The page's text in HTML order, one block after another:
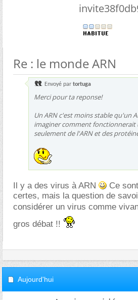
Re : le monde ARN
Envoyé par tortuga
Merci pour ta reponse!
Un ARN c'est moins stable qu'un
imaginer comment fonctionnerait
seulement de l'ARN et des
Il y a des virus à ARN
Ce
certes, mais la question de
considérer un virus comme
gros débat !!
Aujourd'hui